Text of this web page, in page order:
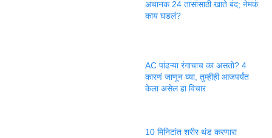
अचानक 24 तासांसाठी खाते बंद; नेमकं
काय घडलं?
AC पांढऱ्या रंगाचाच का असतो? 4
कारणं जाणून घ्या, तुम्हीही आजपर्यंत
केला असेल हा विचार
10 मिनिटांत शरीर थंड करणारा